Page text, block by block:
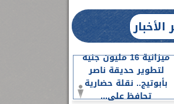
الأخبار
ميزانية 16 مليون جنيه
لتطوير حديقة ناصر
بأبوتيج.. نقلة حضارية
تحافظ على...